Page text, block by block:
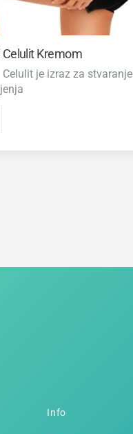
Kremom
je izraz za stvaranje
Info